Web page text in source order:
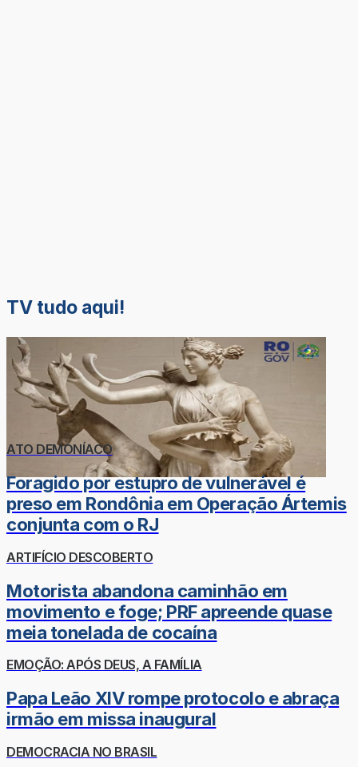
TV tudo aqui!
ATO DEMONÍACO
Foragido por estupro de vulnerável é
preso em Rondônia em Operação Ártemis
conjunta com o RJ
ARTIFÍCIO DESCOBERTO
Motorista abandona caminhão em
movimento e foge; PRF apreende quase
meia tonelada de cocaína
EMOÇÃO: APÓS DEUS, A FAMÍLIA
Papa Leão XIV rompe protocolo e abraça
irmão em missa inaugural
DEMOCRACIA NO BRASIL